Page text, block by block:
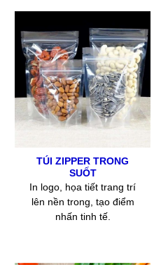
TÚI ZIPPER TRONG
SUỐT
In logo, họa tiết trang trí
lên nền trong, tạo điểm
nhấn tinh tế.